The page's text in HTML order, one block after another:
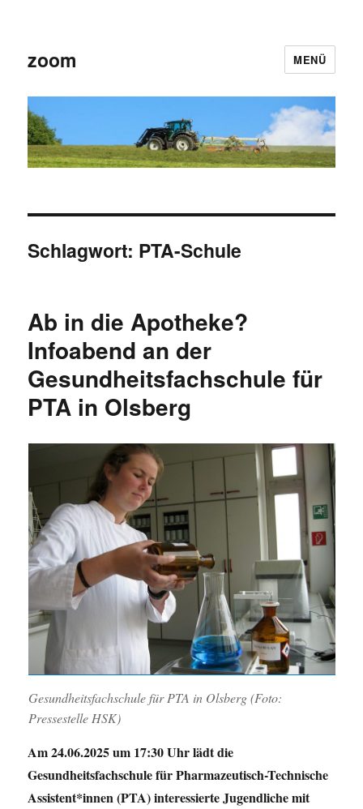
zoom MENÜ
Schlagwort: PTA-Schule
Ab in die Apotheke?
Infoabend an der
Gesundheitsfachschule für
PTA in Olsberg
Gesundheitsfachschule für PTA in Olsberg (Foto:
Pressestelle HSK)
Am 24.06.2025 um 17:30 Uhr lädt die
Gesundheitsfachschule für Pharmazeutisch-Technische
Assistent*innen (PTA) interessierte Jugendliche mit